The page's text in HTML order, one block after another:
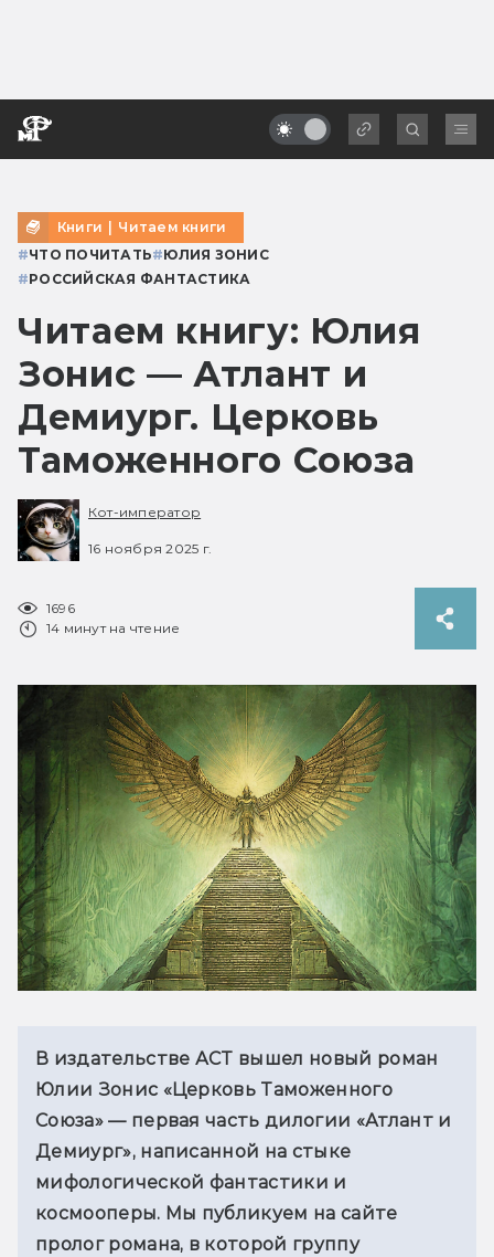
Книги | Читаем книги
#ЧТО ПОЧИТАТЬ#ЮЛИЯ ЗОНИС
#РОССИЙСКАЯ ФАНТАСТИКА
Читаем книгу: Юлия
Зонис — Атлант и
Демиург. Церковь
Таможенного Союза
Кот-император
16 ноября 2025 г.
1696
14 минут на чтение
В издательстве АСТ вышел новый роман
Юлии Зонис «Церковь Таможенного
Союза» — первая часть дилогии «Атлант и
Демиург», написанной на стыке
мифологической фантастики и
космооперы. Мы публикуем на сайте
пролог романа, в которой группу